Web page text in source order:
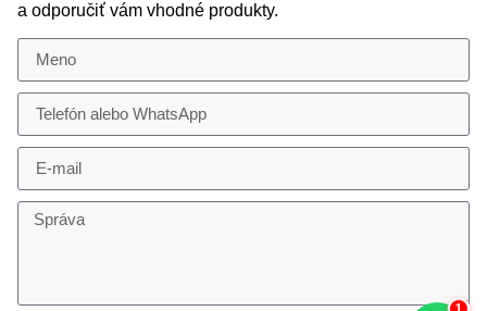
a odporučiť vám vhodné produkty.